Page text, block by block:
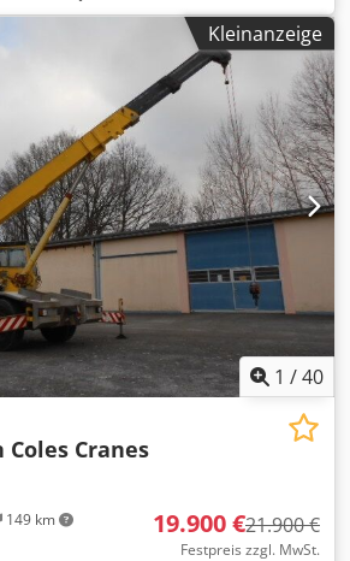
kg Traglast bei maximaler
Gesamtgewicht des Krans: 22.400 kg
m x 2,50 m x 4,0 m Drehbereich:
4x4 Hydraulische Federung Hubraum:
89 kW (121 PS) bei 2.500 U/min Motor:
wassergekühlt Getriebe: 4-
Bereifung: 385/95 R24, Profil
18 mm ID 7033 Weitere technische
Bilder senden wir Ihnen gerne auf
stellt kein verbindliches
und Fehler vorbehalten, für die
übernommen.
Kleinanzeige
1 /40
149 km
Cranes
19.900 €21.900 €
Festpreis zzgl. MwSt.